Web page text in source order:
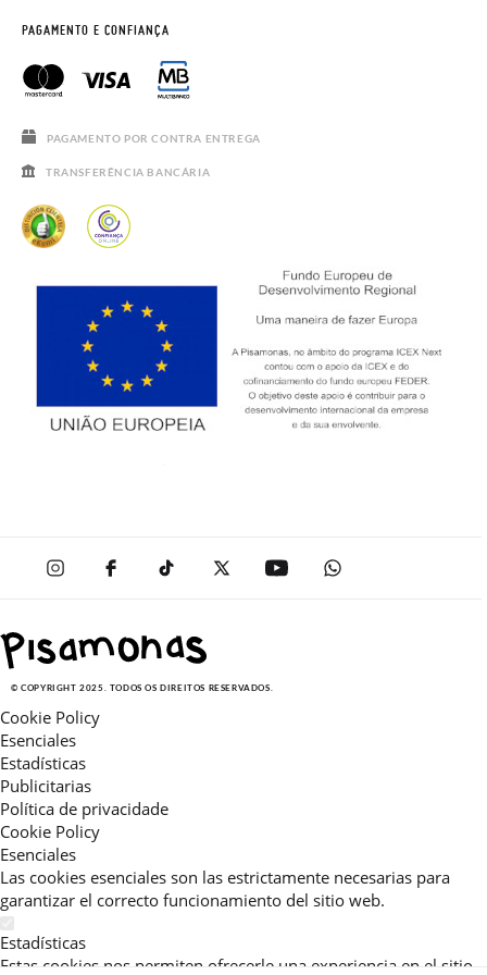
AVISO LEGAL, PRIVACIDADE E COOKIES
REBAJAS
HORÁRIO
PERGUNTAS FREQUENTES
PAGAMENTO E CONFIANÇA
PAGAMENTO POR CONTRA ENTREGA
TRANSFERÊNCIA BANCÁRIA
© COPYRIGHT 2025. TODOS OS DIREITOS RESERVADOS.
Cookie Policy
Esenciales
Estadísticas
Publicitarias
Política de privacidade
Cookie Policy
Esenciales
Las cookies esenciales son las estrictamente necesarias para
garantizar el correcto funcionamiento del sitio web.
Estadísticas
Estas cookies nos permiten ofrecerle una experiencia en el sitio